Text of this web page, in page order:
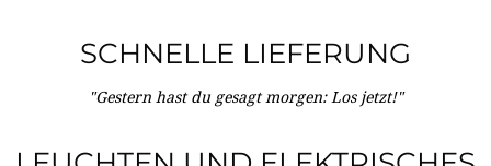
SCHNELLE LIEFERUNG
"Gestern hast du gesagt morgen: Los jetzt!"